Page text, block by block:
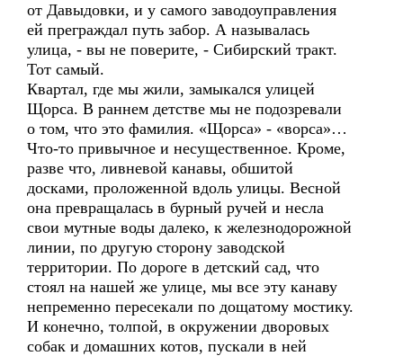
от Давыдовки, и у самого заводоуправления
ей преграждал путь забор. А называлась
улица, - вы не поверите, - Сибирский тракт.
Тот самый.
Квартал, где мы жили, замыкался улицей
Щорса. В раннем детстве мы не подозревали
о том, что это фамилия. «Щорса» - «ворса»…
Что-то привычное и несущественное. Кроме,
разве что, ливневой канавы, обшитой
досками, проложенной вдоль улицы. Весной
она превращалась в бурный ручей и несла
свои мутные воды далеко, к железнодорожной
линии, по другую сторону заводской
территории. По дороге в детский сад, что
стоял на нашей же улице, мы все эту канаву
непременно пересекали по дощатому мостику.
И конечно, толпой, в окружении дворовых
собак и домашних котов, пускали в ней